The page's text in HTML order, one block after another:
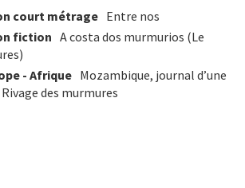
court métrage Entre nos
fiction A costa dos murmurios (Le
- Afrique Mozambique, journal d’une
des murmures